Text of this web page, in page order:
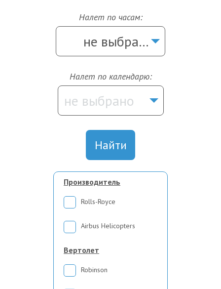
Налет по часам:
не выбрано
Налет по календарю:
не выбрано
Найти
Производитель
Rolls-Royce
Airbus Helicopters
Вертолет
Robinson